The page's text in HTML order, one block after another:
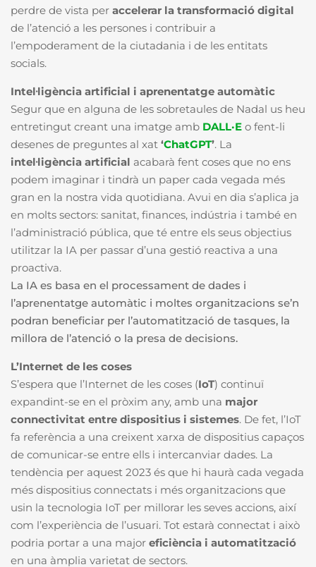
perdre de vista per accelerar la transformació digital
de l’atenció a les persones i contribuir a
l’empoderament de la ciutadania i de les entitats
socials.
Intel·ligència artificial i aprenentatge automàtic
Segur que en alguna de les sobretaules de Nadal us heu
entretingut creant una imatge amb DALL·E o fent-li
desenes de preguntes al xat ‘ChatGPT’. La
intel·ligència artificial acabarà fent coses que no ens
podem imaginar i tindrà un paper cada vegada més
gran en la nostra vida quotidiana. Avui en dia s’aplica ja
en molts sectors: sanitat, finances, indústria i també en
l’administració pública, que té entre els seus objectius
utilitzar la IA per passar d’una gestió reactiva a una
proactiva.
La IA es basa en el processament de dades i
l’aprenentatge automàtic i moltes organitzacions se’n
podran beneficiar per l’automatització de tasques, la
millora de l’atenció o la presa de decisions.
L’Internet de les coses
S’espera que l’Internet de les coses (IoT) continuï
expandint-se en el pròxim any, amb una major
connectivitat entre dispositius i sistemes. De fet, l’IoT
fa referència a una creixent xarxa de dispositius capaços
de comunicar-se entre ells i intercanviar dades. La
tendència per aquest 2023 és que hi haurà cada vegada
més dispositius connectats i més organitzacions que
usin la tecnologia IoT per millorar les seves accions, així
com l’experiència de l’usuari. Tot estarà connectat i això
podria portar a una major eficiència i automatització
en una àmplia varietat de sectors.